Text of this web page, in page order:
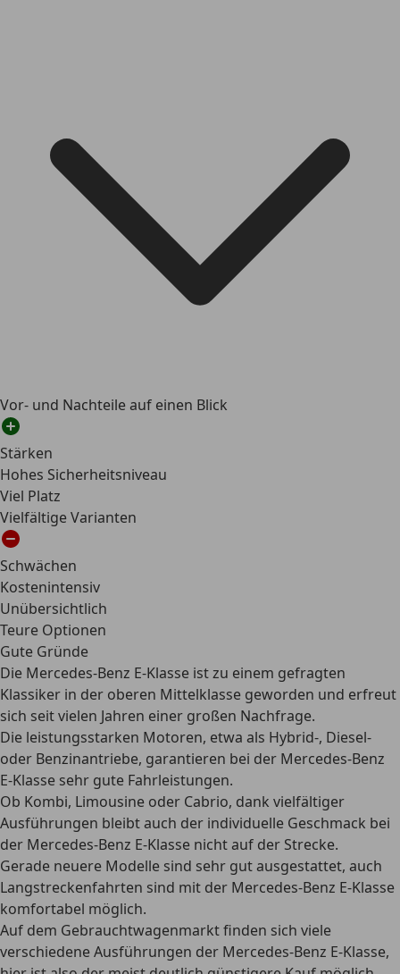
Vor- und Nachteile auf einen Blick
Stärken
Hohes Sicherheitsniveau
Viel Platz
Vielfältige Varianten
Schwächen
Kostenintensiv
Unübersichtlich
Teure Optionen
Gute Gründe
Die Mercedes-Benz E-Klasse ist zu einem gefragten
Klassiker in der oberen Mittelklasse geworden und erfreut
sich seit vielen Jahren einer großen Nachfrage.
Die leistungsstarken Motoren, etwa als Hybrid-, Diesel-
oder Benzinantriebe, garantieren bei der Mercedes-Benz
E-Klasse sehr gute Fahrleistungen.
Ob Kombi, Limousine oder Cabrio, dank vielfältiger
Ausführungen bleibt auch der individuelle Geschmack bei
der Mercedes-Benz E-Klasse nicht auf der Strecke.
Gerade neuere Modelle sind sehr gut ausgestattet, auch
Langstreckenfahrten sind mit der Mercedes-Benz E-Klasse
komfortabel möglich.
Auf dem Gebrauchtwagenmarkt finden sich viele
verschiedene Ausführungen der Mercedes-Benz E-Klasse,